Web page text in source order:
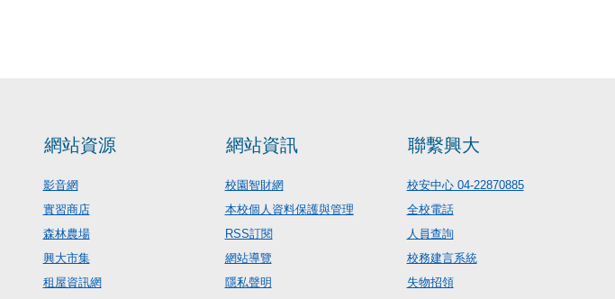
網站資源
影音網
實習商店
森林農場
興大市集
租屋資訊網
網站資訊
校園智財網
本校個人資料保護與管理
RSS訂閱
網站導覽
隱私聲明
聯繫興大
校安中心 04-22870885
全校電話
人員查詢
校務建言系統
失物招領